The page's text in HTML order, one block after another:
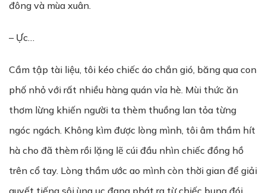
đông và mùa xuân.
– Ực…
Cầm tập tài liệu, tôi kéo chiếc áo chắn gió, băng qua con
phố nhỏ với rất nhiều hàng quán vỉa hè. Mùi thức ăn
thơm lừng khiến người ta thèm thuồng lan tỏa từng
ngóc ngách. Không kìm được lòng mình, tôi âm thầm hít
hà cho đã thèm rồi lặng lẽ cúi đầu nhìn chiếc đồng hồ
trên cổ tay. Lòng thầm ước ao mình còn thời gian để giải
quyết tiếng sôi ùng ục đang phát ra từ chiếc bụng đói.